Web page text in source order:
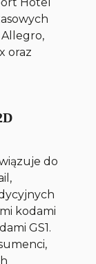
Allegro,
oraz
do
kodami
GS1.